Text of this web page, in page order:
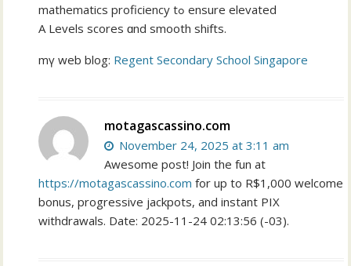
mathematics proficiency tߋ ensure elevated
A Levels scores ɑnd smooth shifts.
mү web blog: Regent Secondary School Singapore
motagascassino.com
November 24, 2025 at 3:11 am
Awesome post! Join the fun at
https://motagascassino.com for up to R$1,000 welcome
bonus, progressive jackpots, and instant PIX
withdrawals. Date: 2025-11-24 02:13:56 (-03).